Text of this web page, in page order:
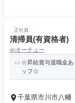
正社員
清掃員(有資格者)
㈱オーチュー
☆昇給賞与退職金あ
ッフ☆
千葉県市川市八幡